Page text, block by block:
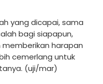
yang dicapai, sama
bagi siapapun,
memberikan harapan
cemerlang untuk
(uji/mar)